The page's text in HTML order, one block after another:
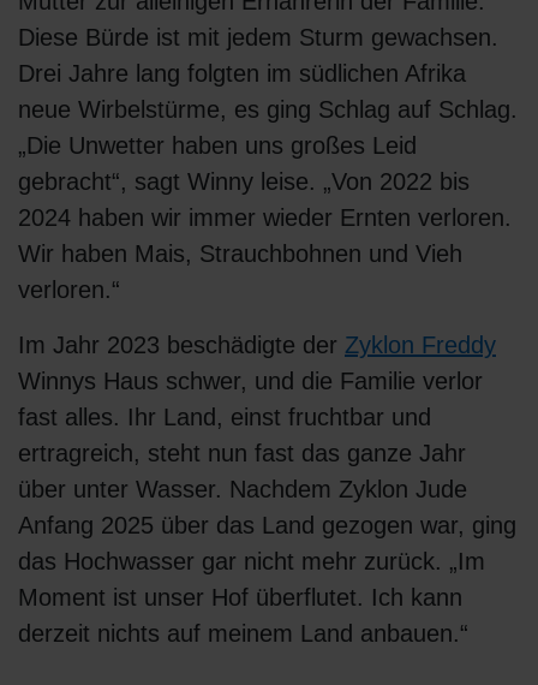
Diese Bürde ist mit jedem Sturm gewachsen.
Drei Jahre lang folgten im südlichen Afrika
neue Wirbelstürme, es ging Schlag auf Schlag.
„Die Unwetter haben uns großes Leid
gebracht“, sagt Winny leise. „Von 2022 bis
2024 haben wir immer wieder Ernten verloren.
Wir haben Mais, Strauchbohnen und Vieh
verloren.“
Im Jahr 2023 beschädigte der Zyklon Freddy
Winnys Haus schwer, und die Familie verlor
fast alles. Ihr Land, einst fruchtbar und
ertragreich, steht nun fast das ganze Jahr
über unter Wasser. Nachdem Zyklon Jude
Anfang 2025 über das Land gezogen war, ging
das Hochwasser gar nicht mehr zurück. „Im
Moment ist unser Hof überflutet. Ich kann
derzeit nichts auf meinem Land anbauen.“